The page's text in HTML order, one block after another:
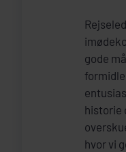
gode
historie
hvor vi